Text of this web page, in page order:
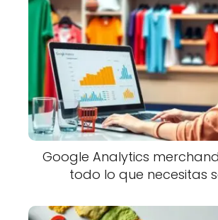
Google Analytics
todo lo que necesitas